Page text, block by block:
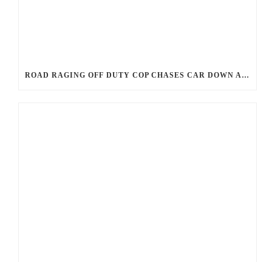
ROAD RAGING OFF DUTY COP CHASES CAR DOWN AND SHOOTS TEEN DRIVER.